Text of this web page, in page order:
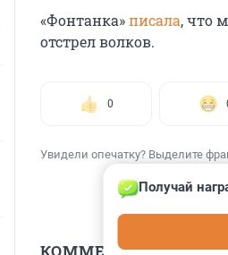
«Фонтанка»писала, что
отстрел волков.
0
Увидели опечатку? Выделите
29
Получай